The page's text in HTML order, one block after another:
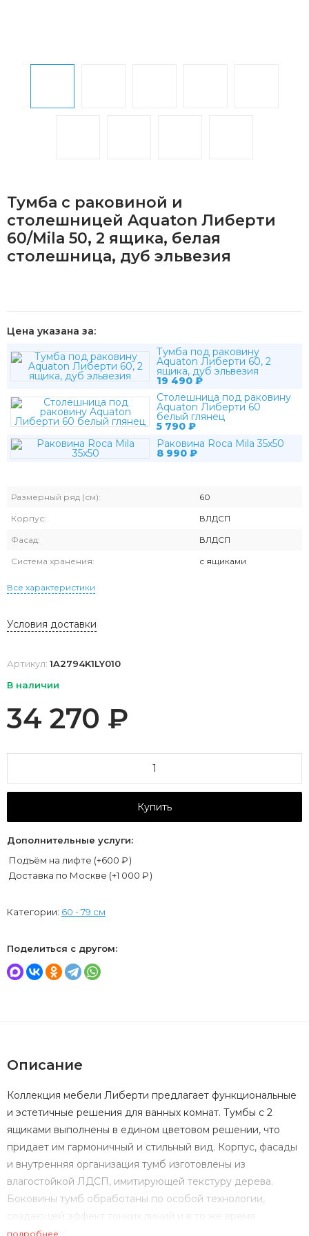
Тумба с раковиной и
столешницей Aquaton Либерти
60/Mila 50, 2 ящика, белая
столешница, дуб эльвезия
Цена указана за:
Тумба под раковину
Aquaton Либерти 60, 2
ящика, дуб эльвезия
19 490 ₽
Столешница под раковину
Aquaton Либерти 60
белый глянец
5 790 ₽
Раковина Roca Mila 35х50
8 990 ₽
Размерный ряд (см): 60
Корпус: ВЛДСП
Фасад: ВЛДСП
Система хранения: с ящиками
Все характеристики
Условия доставки
Артикул: 1A2794K1LY010
В наличии
34 270 ₽
Купить
Дополнительные услуги:
Подъём на лифте (+600 ₽)
Доставка по Москве (+1 000 ₽)
Категории: 60 - 79 см
Поделиться с другом:
Описание
Коллекция мебели Либерти предлагает функциональные
и эстетичные решения для ванных комнат. Тумбы с 2
ящиками выполнены в едином цветовом решении, что
придает им гармоничный и стильный вид. Корпус, фасады
и внутренняя организация тумб изготовлены из
влагостойкой ЛДСП, имитирующей текстуру дерева.
Боковины тумб обработаны по особой технологии,
создающей эффект тонких линий и в то же время
сохраняющей надежность конструкции. Ящики
подробнее